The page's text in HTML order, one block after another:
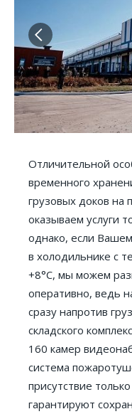
Публичный договор
Публичный договор
Таможенный склад
Правила пребывания
Прейскурант тарифов на
Склад
Типовой договор СОХ для
Типовой договор СОХ для
Прейскурант тарифов на
Таможенное
Договор поручения
Перечень документов,
(реимпорта) экспорта
Перечень документов,
транзитной декларации
Фитосанитарный и
Отличительной
временного
грузовых доков
оказываем услуги
однако, если
в холодильнике с
+8°С, мы можем
оперативно, ведь
сразу напротив
складского
160 камер
система
присутствие
гарантируют